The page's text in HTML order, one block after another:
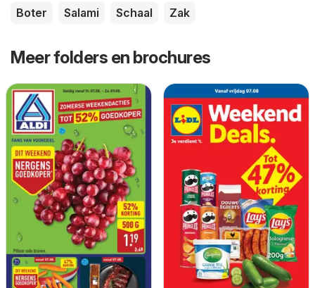
Boter
Salami Schaal Zak
Meer folders en brochures